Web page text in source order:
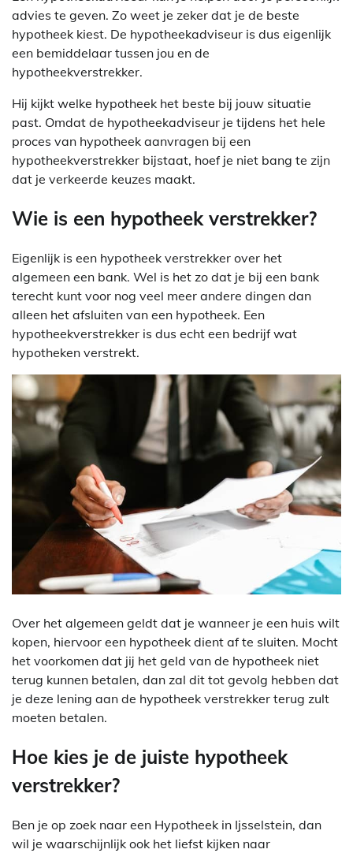
advies te geven. Zo weet je zeker dat je de beste
hypotheek kiest. De hypotheekadviseur is dus eigenlijk
een bemiddelaar tussen jou en de
hypotheekverstrekker.
Hij kijkt welke hypotheek het beste bij jouw situatie
past. Omdat de hypotheekadviseur je tijdens het hele
proces van hypotheek aanvragen bij een
hypotheekverstrekker bijstaat, hoef je niet bang te zijn
dat je verkeerde keuzes maakt.
Wie is een hypotheek verstrekker?
Eigenlijk is een hypotheek verstrekker over het
algemeen een bank. Wel is het zo dat je bij een bank
terecht kunt voor nog veel meer andere dingen dan
alleen het afsluiten van een hypotheek. Een
hypotheekverstrekker is dus echt een bedrijf wat
hypotheken verstrekt.
Over het algemeen geldt dat je wanneer je een huis wilt
kopen, hiervoor een hypotheek dient af te sluiten. Mocht
het voorkomen dat jij het geld van de hypotheek niet
terug kunnen betalen, dan zal dit tot gevolg hebben dat
je deze lening aan de hypotheek verstrekker terug zult
moeten betalen.
Hoe kies je de juiste hypotheek
verstrekker?
Ben je op zoek naar een Hypotheek in Ijsselstein, dan
wil je waarschijnlijk ook het liefst kijken naar